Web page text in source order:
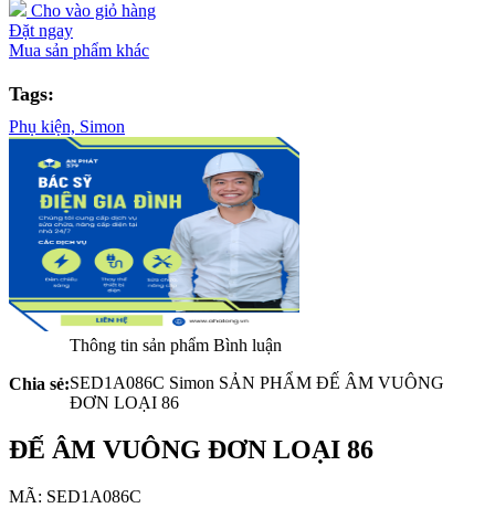
Cho vào giỏ hàng
Đặt ngay
Mua sản phẩm khác
Tags:
Phụ kiện, Simon
Chia sẻ:
Thông tin sản phẩm Bình luận
SED1A086C Simon SẢN PHẨM ĐẾ ÂM VUÔNG
ĐƠN LOẠI 86
ĐẾ ÂM VUÔNG ĐƠN LOẠI 86
MÃ: SED1A086C